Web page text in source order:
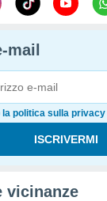
mail
la politica sulla privacy
vicinanze